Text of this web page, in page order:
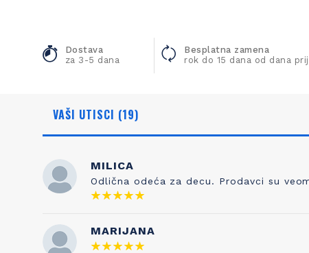
Dostava
za 3-5 dana
Besplatna zamena
rok do 15 dana od dana
VAŠI UTISCI (19)
MILICA
Odlična odeća za decu. Prodavci su
MARIJANA
Otkud ime Petit Bateau? To nema nikakve